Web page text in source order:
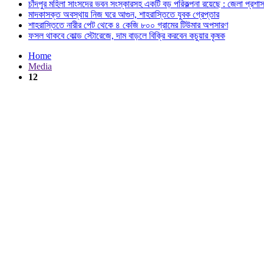
চাঁদপুর মহিলা সাংসদের ভবন সংস্কারসহ একটি বড় পরিকল্পনা রয়েছে : জেলা
মাদকাসক্ত অবস্থায় নিজ ঘরে আগুন, শাহরাস্তিতে যুবক গ্রেপ্তার
শাহরাস্তিতে নারীর পেট থেকে ৪ কেজি ৮০০ গ্রামের টিউমার অপসারণ
ফসল থাকবে কোল্ড স্টোরেজে, দাম বাড়লে বিক্রি করবেন কচুয়ার কৃষক
Home
Media
12